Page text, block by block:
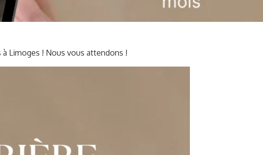
Limoges ! Nous vous attendons !